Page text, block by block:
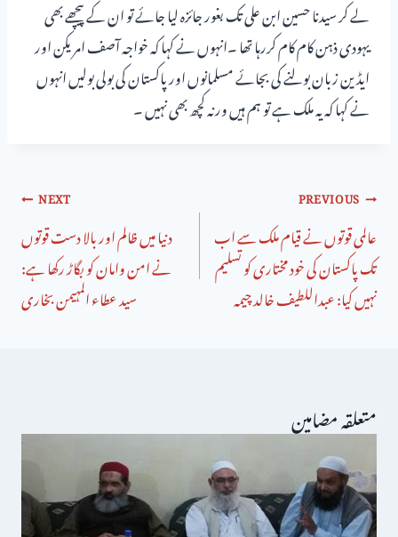
لے کر سیدنا حسین ابن علی تک بغور جائزہ لیا جائے تو ان کے پیچھے بھی
یہودی ذہن کام کام کررہا تھا ۔انہوں نے کہا کہ خواجہ آصف امریکن اور
ایڈین زبان بولنے کی بجائے مسلمانوں اور پاکستان کی بولی بولیں انہوں
نے کہا کہ یہ ملک ہے تو ہم ہیں ورنہ کچھ بھی نہیں ۔
PREVIOUS
عالمی قوتوں نے قیام ملک سے اب
تک پاکستان کی خود مختاری کو تسلیم
نہیں کیا: عبداللطیف خالد چیمہ
NEXT
دنیا میں ظالم اور بالا دست قوتوں
نے امن وامان کو بگاڑ رکھا ہے:
سید عطاء المہیمن بخاری
متعلقہ مضامین